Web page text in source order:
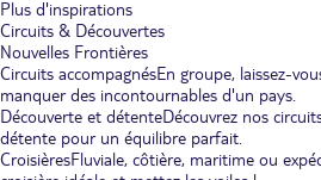
Plus d'inspirations
Circuits & Découvertes
Nouvelles Frontières
Circuits accompagnésEn groupe, laissez-
manquer des incontournables d'un pays.
Découverte et détenteDécouvrez nos
détente pour un équilibre parfait.
CroisièresFluviale, côtière, maritime ou